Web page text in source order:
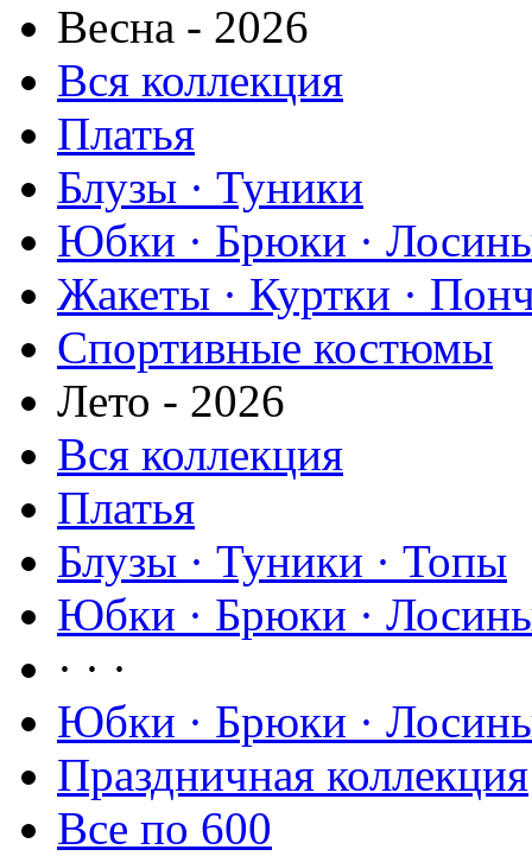
Весна - 2026
Вся коллекция
Платья
Блузы · Туники
Юбки · Брюки ·
Жакеты · Куртки ·
Спортивные костюмы
Лето - 2026
Вся коллекция
Платья
Блузы · Туники · Топы
Юбки · Брюки ·
· · ·
Юбки · Брюки ·
Праздничная коллекция
Все по 600